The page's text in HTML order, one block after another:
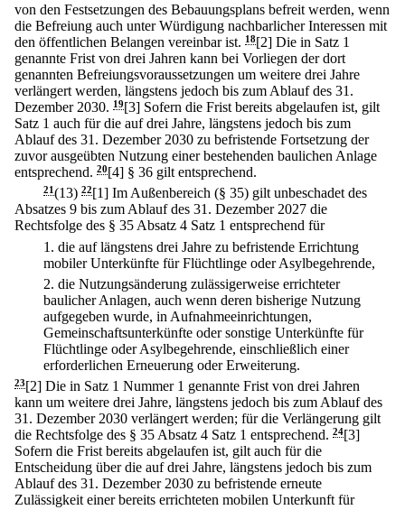
von den Festsetzungen des Bebauungsplans befreit werden, wenn
die Befreiung auch unter Würdigung nachbarlicher Interessen mit
den öffentlichen Belangen vereinbar ist. 18[2] Die in Satz 1
genannte Frist von drei Jahren kann bei Vorliegen der dort
genannten Befreiungsvoraussetzungen um weitere drei Jahre
verlängert werden, längstens jedoch bis zum Ablauf des 31.
Dezember 2030. 19[3] Sofern die Frist bereits abgelaufen ist, gilt
Satz 1 auch für die auf drei Jahre, längstens jedoch bis zum
Ablauf des 31. Dezember 2030 zu befristende Fortsetzung der
zuvor ausgeübten Nutzung einer bestehenden baulichen Anlage
entsprechend. 20[4] § 36 gilt entsprechend.
21(13) 22[1] Im Außenbereich (§ 35) gilt unbeschadet des
Absatzes 9 bis zum Ablauf des 31. Dezember 2027 die
Rechtsfolge des § 35 Absatz 4 Satz 1 entsprechend für
1. die auf längstens drei Jahre zu befristende Errichtung
mobiler Unterkünfte für Flüchtlinge oder Asylbegehrende,
2. die Nutzungsänderung zulässigerweise errichteter
baulicher Anlagen, auch wenn deren bisherige Nutzung
aufgegeben wurde, in Aufnahmeeinrichtungen,
Gemeinschaftsunterkünfte oder sonstige Unterkünfte für
Flüchtlinge oder Asylbegehrende, einschließlich einer
erforderlichen Erneuerung oder Erweiterung.
23[2] Die in Satz 1 Nummer 1 genannte Frist von drei Jahren
kann um weitere drei Jahre, längstens jedoch bis zum Ablauf des
31. Dezember 2030 verlängert werden; für die Verlängerung gilt
die Rechtsfolge des § 35 Absatz 4 Satz 1 entsprechend. 24[3]
Sofern die Frist bereits abgelaufen ist, gilt auch für die
Entscheidung über die auf drei Jahre, längstens jedoch bis zum
Ablauf des 31. Dezember 2030 zu befristende erneute
Zulässigkeit einer bereits errichteten mobilen Unterkunft für